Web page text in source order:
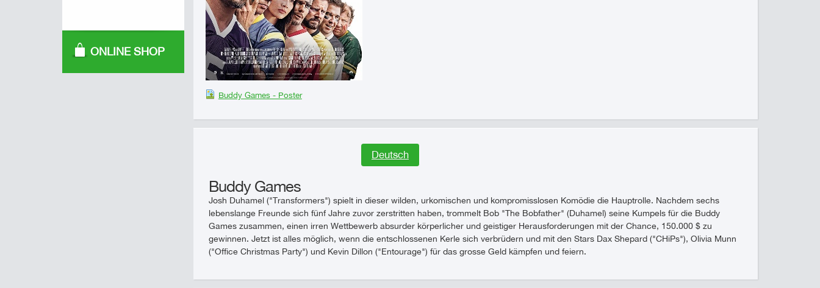
ONLINE SHOP
Buddy Games - Poster
Deutsch
Buddy Games
Josh Duhamel ("Transformers") spielt in dieser wilden, urkomischen und kompromisslosen Komödie die Hauptrolle. Nachdem sechs
lebenslange Freunde sich fünf Jahre zuvor zerstritten haben, trommelt Bob "The Bobfather" (Duhamel) seine Kumpels für die Buddy
Games zusammen, einen irren Wettbewerb absurder körperlicher und geistiger Herausforderungen mit der Chance, 150.000 $ zu
gewinnen. Jetzt ist alles möglich, wenn die entschlossenen Kerle sich verbrüdern und mit den Stars Dax Shepard ("CHiPs"), Olivia Munn
("Office Christmas Party") und Kevin Dillon ("Entourage") für das grosse Geld kämpfen und feiern.